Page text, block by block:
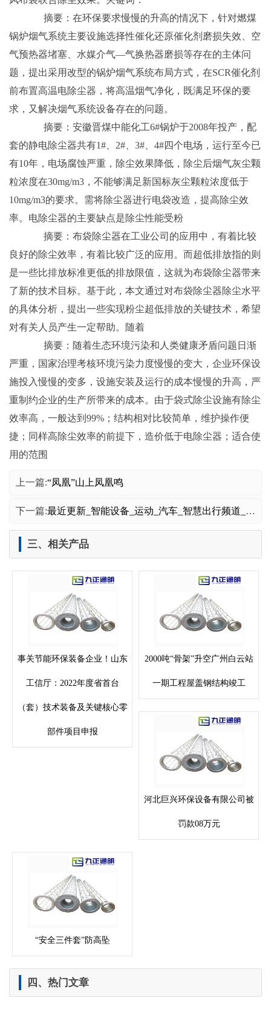
摘要：在环保要求慢慢的升高的情况下，针对燃煤
锅炉烟气系统主要设施选择性催化还原催化剂磨损失效、空
气预热器堵塞、水媒介气—气换热器磨损等存在的主体问
题，提出采用改型的锅炉烟气系统布局方式，在SCR催化剂
前布置高温电除尘器，将高温烟气净化，既满足环保的要
求，又解决烟气系统设备存在的问题。
摘要：安徽晋煤中能化工6#锅炉于2008年投产，配
套的静电除尘器共有1#、2#、3#、4#四个电场，运行至今已
有10年，电场腐蚀严重，除尘效果降低，除尘后烟气灰尘颗
粒浓度在30mg/m3，不能够满足新国标灰尘颗粒浓度低于
10mg/m3的要求。需将除尘器进行电袋改造，提高除尘效
率。电除尘器的主要缺点是除尘性能受粉
摘要：布袋除尘器在工业公司的应用中，有着比较
良好的除尘效率，有着比较广泛的应用。而超低排放指的则
是一些比排放标准更低的排放限值，这就为布袋除尘器带来
了新的技术目标。基于此，本文通过对布袋除尘器除尘水平
的具体分析，提出一些实现粉尘超低排放的关键技术，希望
对有关人员产生一定帮助。随着
摘要：随着生态环境污染和人类健康矛盾问题日渐
严重，国家治理考核环境污染力度慢慢的变大，企业环保设
施投入慢慢的变多，设施安装及运行的成本慢慢的升高，严
重制约企业的生产所带来的成本。由于袋式除尘设施有除尘
效率高，一般达到99%；结构相对比较简单，维护操作便
捷；同样高除尘效率的前提下，造价低于电除尘器；适合使
用的范围
上一篇:“凤凰”山上凤凰鸣
下一篇:最近更新_智能设备_运动_汽车_智慧出行频道_天极网
三、相关产品
事关节能环保装备企业！山东
工信厅：2022年度省首台
（套）技术装备及关键核心零
部件项目申报
2000吨“骨架”升空广州白云站
一期工程屋盖钢结构竣工
河北巨兴环保设备有限公司被
罚款08万元
“安全三件套”防高坠
四、热门文章